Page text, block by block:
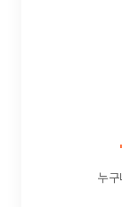
누